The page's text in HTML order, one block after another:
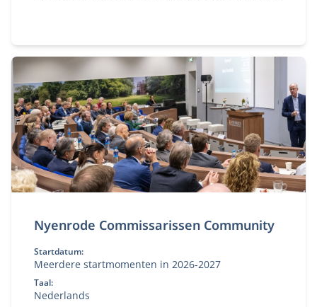
Nyenrode Commissarissen Community
Startdatum:
Meerdere startmomenten in 2026-2027
Taal:
Nederlands